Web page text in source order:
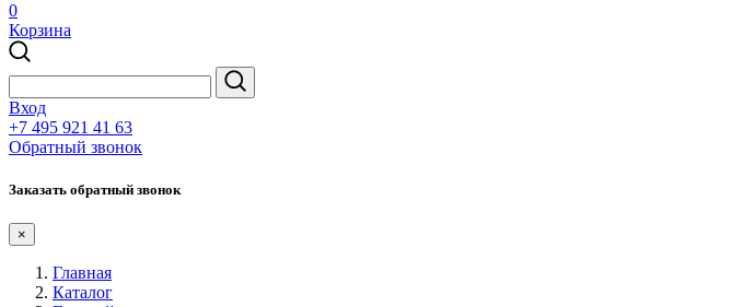
0
Корзина
Вход
+7 495 921 41 63
Обратный звонок
Заказать обратный звонок
×
Главная
Каталог